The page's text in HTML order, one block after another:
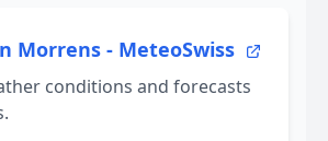
Morrens - MeteoSwiss
conditions and forecasts